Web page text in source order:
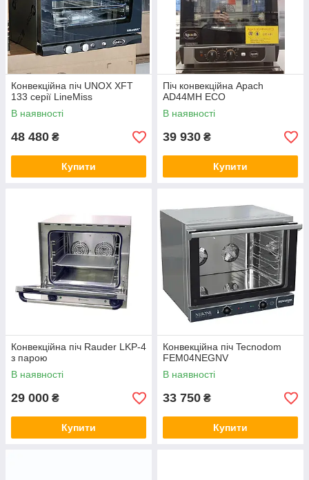
Конвекційна піч UNOX XFT
133 серії LineMiss
В наявності
48 480 ₴
Купити
Піч конвекційна Apach
AD44MH ECO
В наявності
39 930 ₴
Купити
Конвекційна піч Rauder LKP-4
з парою
В наявності
29 000 ₴
Купити
Конвекційна піч Tecnodom
FEM04NEGNV
В наявності
33 750 ₴
Купити